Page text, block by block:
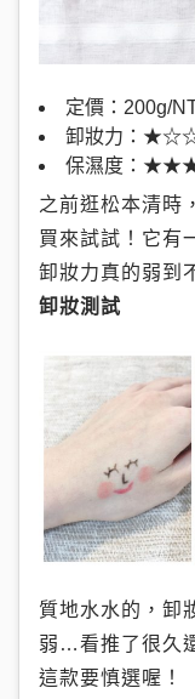
定價：200g/
卸妝力：
保濕度：
之前逛松本清時
買來試試！它有
卸妝力真的弱到
卸妝測試
質地水水的，卸
弱…看推了很久
這款要慎選喔！